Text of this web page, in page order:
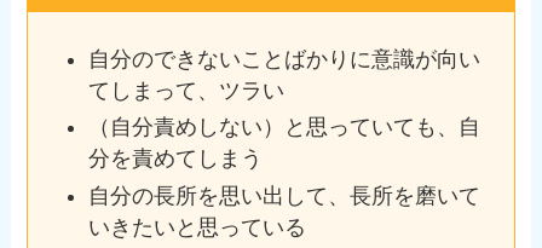
自分のできないことばかりに意識が向い
てしまって、ツラい
（自分責めしない）と思っていても、自
分を責めてしまう
自分の長所を思い出して、長所を磨いて
いきたいと思っている